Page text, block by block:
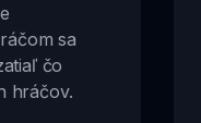
sa
čo
hráčov.